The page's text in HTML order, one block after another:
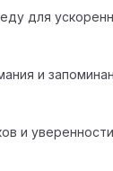
для
и
и